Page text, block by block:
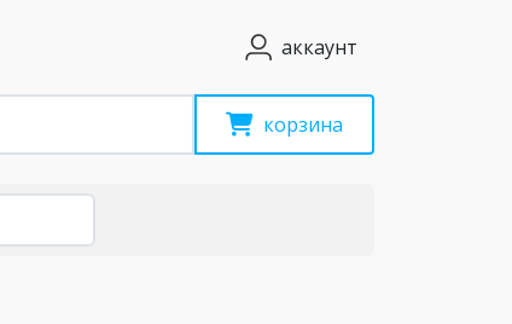
аккаунт
корзина